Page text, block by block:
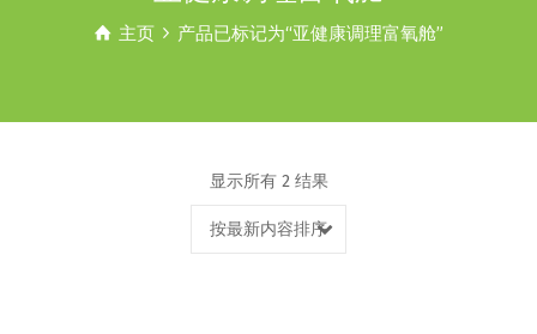
主页 产品已标记为“亚健康调理富氧舱”
显示所有 2 结果
按最新内容排序